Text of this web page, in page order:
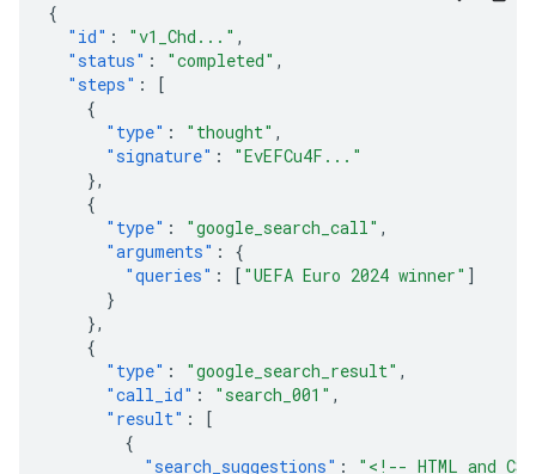
{
"id" : "v1_Chd..." ,
"status" : "completed" ,
"steps" :
[
{
"type" : "thought" ,
"signature" :
"EvEFCu4F..."
},
{
"type" : "google_search_call" ,
"arguments" :
{
"queries" : [ "UEFA Euro 2024 winner" ]
}
},
{
"type" : "google_search_result" ,
"call_id" : "search_001" ,
"result" :
[
{
"search_suggestions" :
"<!-- HTML and